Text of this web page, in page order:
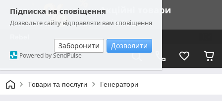
Підписка на сповіщення
Дозвольте сайту відправляти вам сповіщення
Заборонити Дозволити
Powered by SendPulse
Товари та послуги Генератори